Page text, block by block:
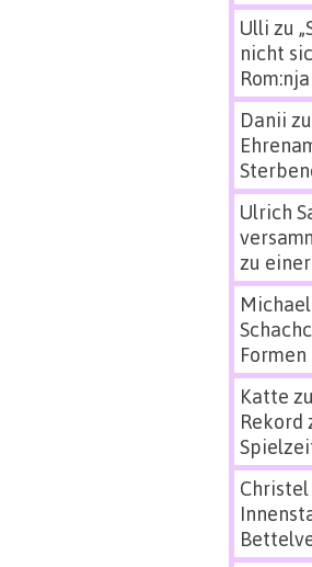
Ulli zu
nicht
Rom:nja
Danii zu
Ulrich
zu
Katte zu
Rekord